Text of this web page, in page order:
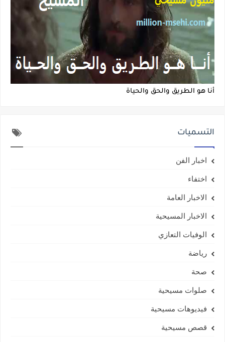
أنا هو الطريق والحق والحياة
التسميات
اخبار الفن
اختفاء
الاخبار العامة
الاخبار المسيحية
الوفيات التعازي
رياضة
صحة
صلوات مسيحية
فيديوهات مسيحية
قصص مسيحية